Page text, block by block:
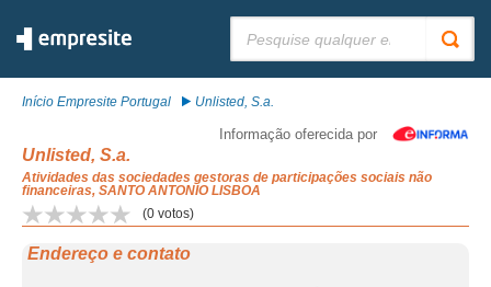
Início Empresite Portugal Unlisted, S.a.
Informação oferecida por
Unlisted, S.a.
Atividades das sociedades gestoras de participações sociais não
financeiras, SANTO ANTONIO LISBOA
(0 votos)
Endereço e contato